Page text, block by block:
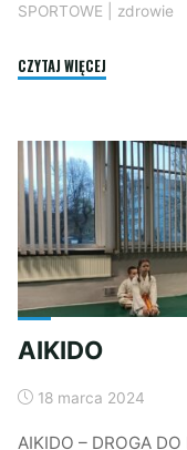
SPORTOWE
zdrowie
CZYTAJ WIĘCEJ
SPRAWNOŚĆ"
AIKIDO
18 marca 2024
AIKIDO – DROGA